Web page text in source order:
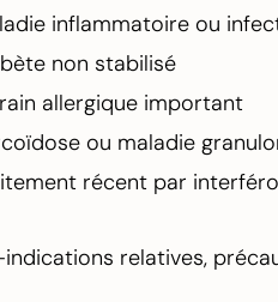
inflammatoire ou
non stabilisé
allergique important
ou maladie
récent par
relatives,